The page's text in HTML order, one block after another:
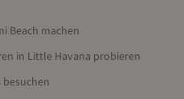
Beach machen
in Little Havana probieren
besuchen